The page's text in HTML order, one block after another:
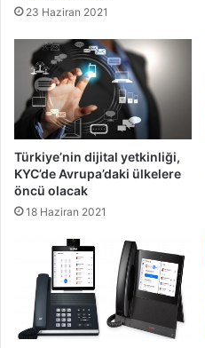
23 Haziran 2021
Türkiye’nin dijital yetkinliği,
KYC’de Avrupa’daki ülkelere
öncü olacak
18 Haziran 2021